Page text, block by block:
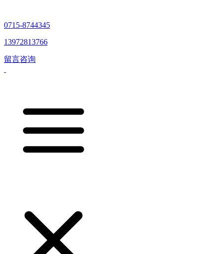
0715-8744345
13972813766
留言咨询